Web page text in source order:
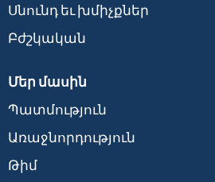
Սնունդ եւ խմիչքներ
Բժշկական
Մեր մասին
Պատմություն
Առաջնորդություն
Թիմ